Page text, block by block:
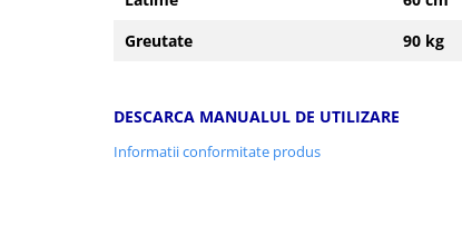
Greutate
90 kg
DESCARCA MANUALUL DE UTILIZARE
Informatii conformitate produs